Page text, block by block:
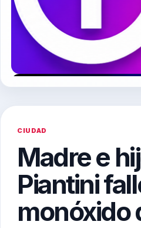
CIUDAD
Madre e
Piantini
monóxido